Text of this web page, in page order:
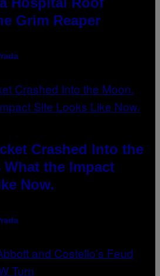
Grim Reaper
Crashed Into the
What the Impact
Now.